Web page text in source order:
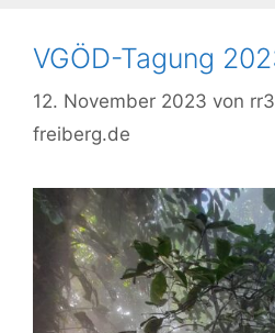
VGÖD-Tagung
12. November 2023 von
freiberg.de